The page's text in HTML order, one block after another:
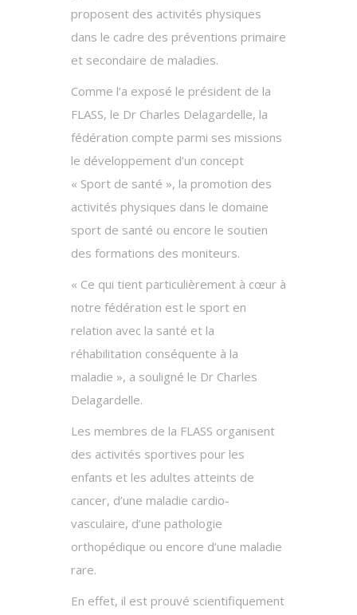
proposent des activités physiques
dans le cadre des préventions primaire
et secondaire de maladies.
Comme l’a exposé le président de la
FLASS, le Dr Charles Delagardelle, la
fédération compte parmi ses missions
le développement d’un concept
« Sport de santé », la promotion des
activités physiques dans le domaine
sport de santé ou encore le soutien
des formations des moniteurs.
« Ce qui tient particulièrement à cœur à
notre fédération est le sport en
relation avec la santé et la
réhabilitation conséquente à la
maladie », a souligné le Dr Charles
Delagardelle.
Les membres de la FLASS organisent
des activités sportives pour les
enfants et les adultes atteints de
cancer, d’une maladie cardio-
vasculaire, d’une pathologie
orthopédique ou encore d’une maladie
rare.
En effet, il est prouvé scientifiquement